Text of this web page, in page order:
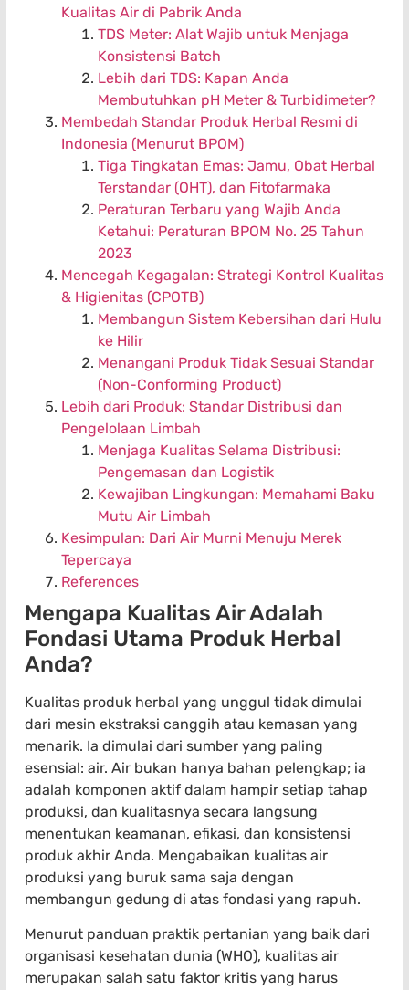
Kualitas Air di Pabrik Anda
TDS Meter: Alat Wajib untuk Menjaga
Konsistensi Batch
Lebih dari TDS: Kapan Anda
Membutuhkan pH Meter & Turbidimeter?
Membedah Standar Produk Herbal Resmi di
Indonesia (Menurut BPOM)
Tiga Tingkatan Emas: Jamu, Obat Herbal
Terstandar (OHT), dan Fitofarmaka
Peraturan Terbaru yang Wajib Anda
Ketahui: Peraturan BPOM No. 25 Tahun
2023
Mencegah Kegagalan: Strategi Kontrol Kualitas
& Higienitas (CPOTB)
Membangun Sistem Kebersihan dari Hulu
ke Hilir
Menangani Produk Tidak Sesuai Standar
(Non-Conforming Product)
Lebih dari Produk: Standar Distribusi dan
Pengelolaan Limbah
Menjaga Kualitas Selama Distribusi:
Pengemasan dan Logistik
Kewajiban Lingkungan: Memahami Baku
Mutu Air Limbah
Kesimpulan: Dari Air Murni Menuju Merek
Tepercaya
References
Mengapa Kualitas Air Adalah
Fondasi Utama Produk Herbal
Anda?
Kualitas produk herbal yang unggul tidak dimulai
dari mesin ekstraksi canggih atau kemasan yang
menarik. Ia dimulai dari sumber yang paling
esensial: air. Air bukan hanya bahan pelengkap; ia
adalah komponen aktif dalam hampir setiap tahap
produksi, dan kualitasnya secara langsung
menentukan keamanan, efikasi, dan konsistensi
produk akhir Anda. Mengabaikan kualitas air
produksi yang buruk sama saja dengan
membangun gedung di atas fondasi yang rapuh.
Menurut panduan praktik pertanian yang baik dari
organisasi kesehatan dunia (WHO), kualitas air
merupakan salah satu faktor kritis yang harus